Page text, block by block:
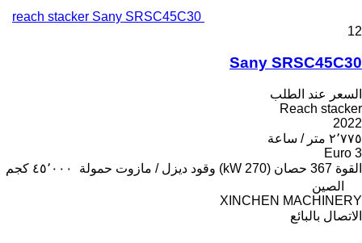
reach stacker Sany SRSC45C30
12
Sany SRSC45C30
السعر عند الطلب
Reach stacker
2022
٢٬٧٧٥ متر / ساعة
Euro 3
القوة 367 حصان (270 kW) وقود ديزل / مازوت حمولة
٤٥٬٠٠٠ كجم
الصين
XINCHEN MACHINERY
الاتصال بالبائع